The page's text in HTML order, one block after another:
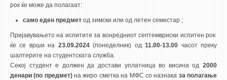
рок ќе може да полагаат:
само еден предмет од зимски или од летен семестар ;
Пријавувањето на испитите за вонредниот септемвриски испитен рок
ќе се врши на 23.09.2024(понеделник) од11.00-13.00 часот преку
шалтерите на студентската служба.
Секој студент е должен да достави уплатница во висина од 2000
денари (по предмет)на жиро сметка на МФС со назнака за полагање